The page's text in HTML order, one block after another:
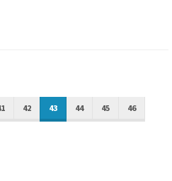
42 43 44 45 46